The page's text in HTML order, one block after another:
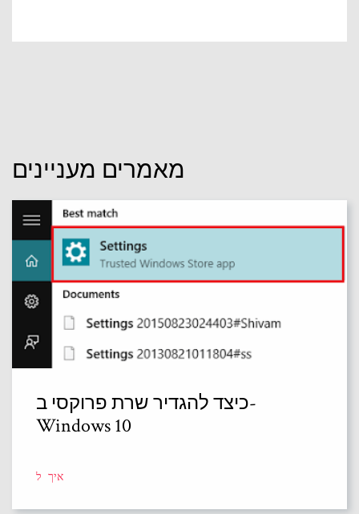
מאמרים מעניינים
כיצד להגדיר שרת פרוקסי ב-
Windows 10
איך ל